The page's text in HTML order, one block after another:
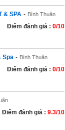
& SPA - Bình Thuận
Điểm đánh giá : 0/10
Spa - Bình Thuận
Điểm đánh giá : 0/10
Điểm đánh giá : 9.3/10